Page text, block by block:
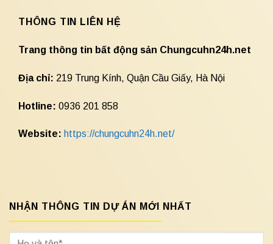
THÔNG TIN LIÊN HỆ
Trang thông tin bất động sản Chungcuhn24h.net
Địa chỉ: 219 Trung Kính, Quận Cầu Giấy, Hà Nội
Hotline: 0936 201 858
Website: https://chungcuhn24h.net/
NHẬN THÔNG TIN DỰ ÁN MỚI NHẤT